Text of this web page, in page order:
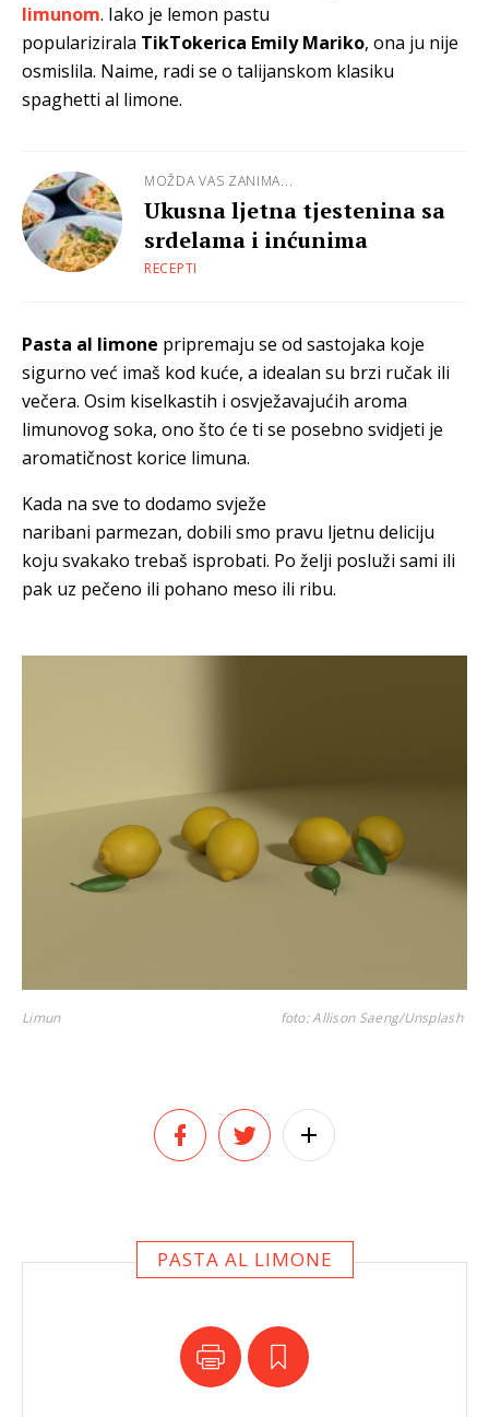
limunom. Iako je lemon pastu
popularizirala TikTokerica Emily Mariko, ona ju nije
osmislila. Naime, radi se o talijanskom klasiku
spaghetti al limone.
MOŽDA VAS ZANIMA...
Ukusna ljetna tjestenina sa
srdelama i inćunima
RECEPTI
Pasta al limone pripremaju se od sastojaka koje
sigurno već imaš kod kuće, a idealan su brzi ručak ili
večera. Osim kiselkastih i osvježavajućih aroma
limunovog soka, ono što će ti se posebno svidjeti je
aromatičnost korice limuna.
Kada na sve to dodamo svježe
naribani parmezan, dobili smo pravu ljetnu deliciju
koju svakako trebaš isprobati. Po želji posluži sami ili
pak uz pečeno ili pohano meso ili ribu.
Limun foto: Allison Saeng/Unsplash
PASTA AL LIMONE